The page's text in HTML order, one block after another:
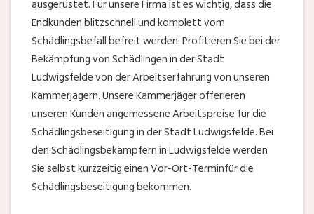
ausgerüstet. Für unsere Firma ist es wichtig, dass die
Endkunden blitzschnell und komplett vom
Schädlingsbefall befreit werden. Profitieren Sie bei der
Bekämpfung von Schädlingen in der Stadt
Ludwigsfelde von der Arbeitserfahrung von unseren
Kammerjägern. Unsere Kammerjäger offerieren
unseren Kunden angemessene Arbeitspreise für die
Schädlingsbeseitigung in der Stadt Ludwigsfelde. Bei
den Schädlingsbekämpfern in Ludwigsfelde werden
Sie selbst kurzzeitig einen Vor-Ort-Terminfür die
Schädlingsbeseitigung bekommen.